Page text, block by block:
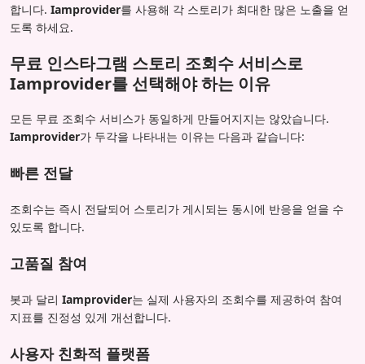
합니다. Iamprovider를 사용해 각 스토리가 최대한 많은 노출을 얻
도록 하세요.
무료 인스타그램 스토리 조회수 서비스로
Iamprovider를 선택해야 하는 이유
모든 무료 조회수 서비스가 동일하게 만들어지지는 않았습니다.
Iamprovider가 두각을 나타내는 이유는 다음과 같습니다:
빠른 전달
조회수는 즉시 전달되어 스토리가 게시되는 동시에 반응을 얻을 수
있도록 합니다.
고품질 참여
봇과 달리 Iamprovider는 실제 사용자의 조회수를 제공하여 참여
지표를 진정성 있게 개선합니다.
사용자 친화적 플랫폼